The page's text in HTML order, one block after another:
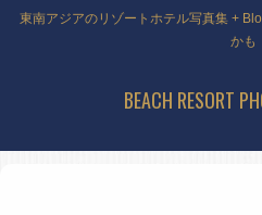
東南アジアのリゾートホテル写真集 +
かも
BEACH RESORT